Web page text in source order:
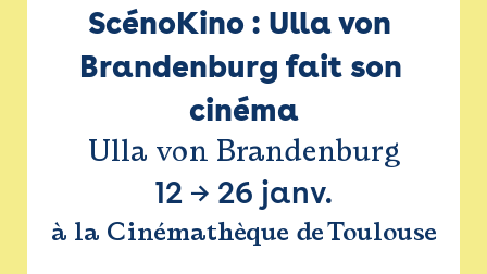
ScénoKino : Ulla von
Brandenburg fait son
cinéma
Ulla von Brandenburg
12 → 26 janv.
à la Cinémathèque de Toulouse